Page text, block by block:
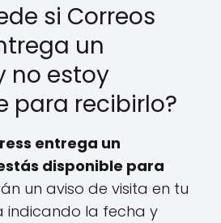
si Correos
un
no estoy
para recibirlo?
entrega un
disponible para
un aviso de visita en tu
indicando la fecha y